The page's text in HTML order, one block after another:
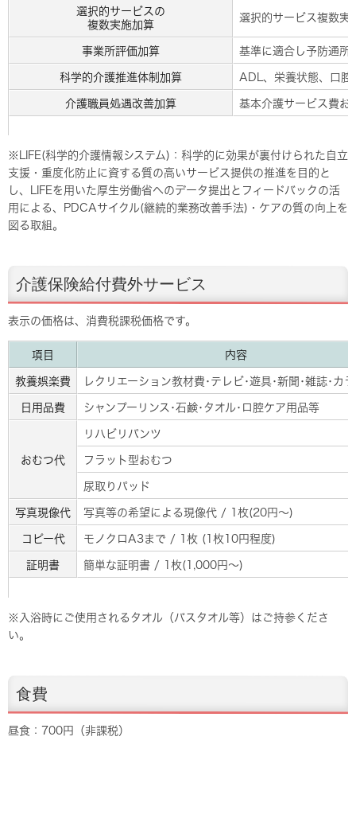
選択的サービスの
複数実施加算
選択的サービス複数
事業所評価加算
基準に適合し予防通所
科学的介護推進体制加算
ADL、栄養状態、口腔
介護職員処遇改善加算
基本介護サービス費お
※LIFE(科学的介護情報システム)：科学的に効果が裏付けられた自立
支援・重度化防止に資する質の高いサービス提供の推進を目的と
し、LIFEを用いた厚生労働省へのデータ提出とフィードバックの活
用による、PDCAサイクル(継続的業務改善手法)・ケアの質の向上を
図る取組。
介護保険給付費外サービス
表示の価格は、消費税課税価格です。
項目
内容
教養娯楽費
レクリエーション教材費･テレビ･遊具･新聞･雑誌･カ
日用品費
シャンプーリンス･石鹸･タオル･ロ腔ケア用品等
おむつ代
リハビリパンツ
フラット型おむつ
尿取りパッド
写真現像代
写真等の希望による現像代 / 1枚(20円～)
コピー代
モノクロA3まで / 1枚 (1枚10円程度)
証明書
簡単な証明書 / 1枚(1,000円～)
※入浴時にご使用されるタオル（バスタオル等）はご持参くださ
い。
食費
昼食：700円（非課税）